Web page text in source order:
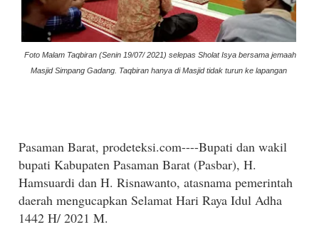
Foto Malam Taqbiran (Senin 19/07/ 2021) selepas Sholat Isya bersama jemaah
Masjid Simpang Gadang. Taqbiran hanya di Masjid tidak turun ke lapangan
Pasaman Barat, prodeteksi.com----Bupati dan wakil
bupati Kabupaten Pasaman Barat (Pasbar), H.
Hamsuardi dan H. Risnawanto, atasnama pemerintah
daerah mengucapkan Selamat Hari Raya Idul Adha
1442 H/ 2021 M.